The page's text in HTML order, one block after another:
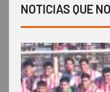
NOTICIAS QUE